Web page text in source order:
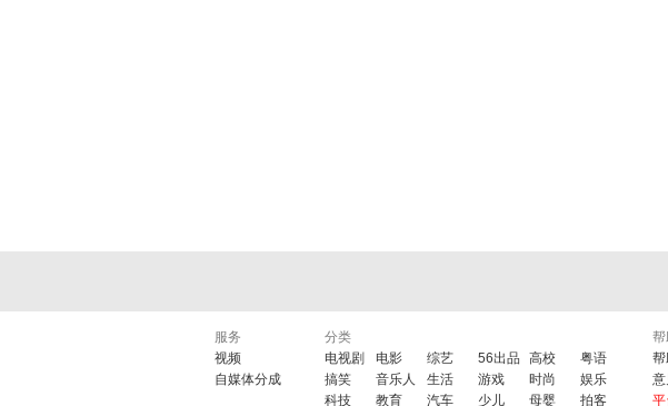
服务
视频
自媒体分成
分类
电视剧
电影 综艺 56出品 高校
粤语
搞笑
音乐人 生活 游戏 时尚
娱乐
科技
教育 汽车 少儿 母婴 拍客
帮
平